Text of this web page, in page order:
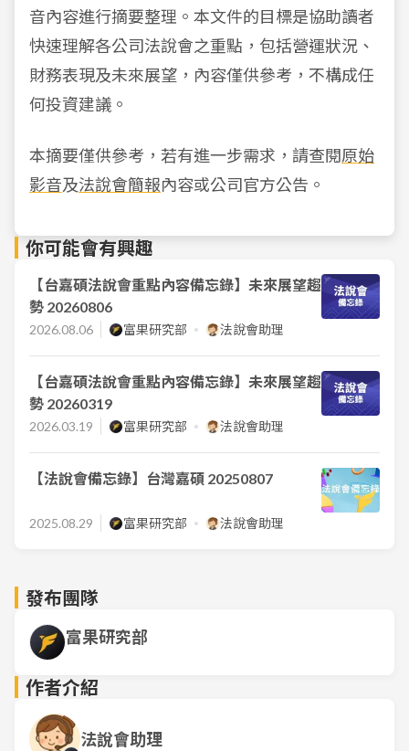
音內容進行摘要整理。本文件的目標是協助讀者
快速理解各公司法說會之重點，包括營運狀況、
財務表現及未來展望，內容僅供參考，不構成任
何投資建議。
本摘要僅供參考，若有進一步需求，請查閱原始
影音及法說會簡報內容或公司官方公告。
你可能會有興趣
【台嘉碩法說會重點內容備忘錄】未來展望趨
勢 20260806
2026.08.06 富果研究部 法說會助理
【台嘉碩法說會重點內容備忘錄】未來展望趨
勢 20260319
2026.03.19 富果研究部 法說會助理
【法說會備忘錄】台灣嘉碩 20250807
2025.08.29 富果研究部 法說會助理
發布團隊
富果研究部
作者介紹
法說會助理